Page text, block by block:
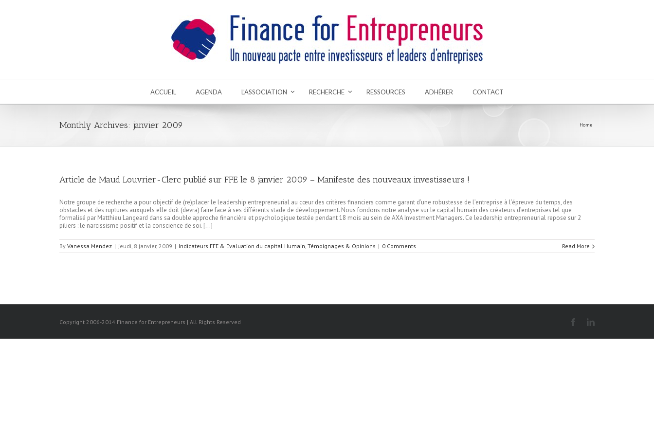
ACCUEIL AGENDA L’ASSOCIATION RECHERCHE RESSOURCES ADHÉRER CONTACT
Monthly Archives: janvier 2009 Home
Article de Maud Louvrier-Clerc publié sur FFE le 8 janvier 2009 – Manifeste des nouveaux investisseurs !
Notre groupe de recherche a pour objectif de (re)placer le leadership entrepreneurial au cœur des critères financiers comme garant d’une robustesse de l’entreprise à l’épreuve du temps, des
obstacles et des ruptures auxquels elle doit (devra) faire face à ses différents stade de développement. Nous fondons notre analyse sur le capital humain des créateurs d’entreprises tel que
formalisé par Matthieu Langeard dans sa double approche financière et psychologique testée pendant 18 mois au sein de AXA Investment Managers. Ce leadership entrepreneurial repose sur 2
piliers : le narcissisme positif et la conscience de soi. […]
By Vanessa Mendez | jeudi, 8 janvier, 2009 | Indicateurs FFE & Evaluation du capital Humain Témoignages & Opinions | 0 Comments Read More
Copyright 2006-2014 Finance for Entrepreneurs | All Rights Reserved